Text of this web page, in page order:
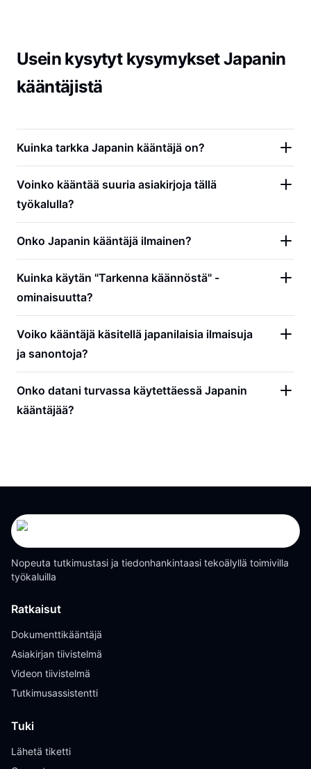
Usein kysytyt kysymykset Japanin
kääntäjistä
Kuinka tarkka Japanin kääntäjä on?
Voinko kääntää suuria asiakirjoja tällä
työkalulla?
Onko Japanin kääntäjä ilmainen?
Kuinka käytän "Tarkenna käännöstä" -
ominaisuutta?
Voiko kääntäjä käsitellä japanilaisia ilmaisuja
ja sanontoja?
Onko datani turvassa käytettäessä Japanin
kääntäjää?
Nopeuta tutkimustasi ja tiedonhankintaasi tekoälyllä toimivilla
työkaluilla
Ratkaisut
Dokumenttikääntäjä
Asiakirjan tiivistelmä
Videon tiivistelmä
Tutkimusassistentti
Tuki
Lähetä tiketti